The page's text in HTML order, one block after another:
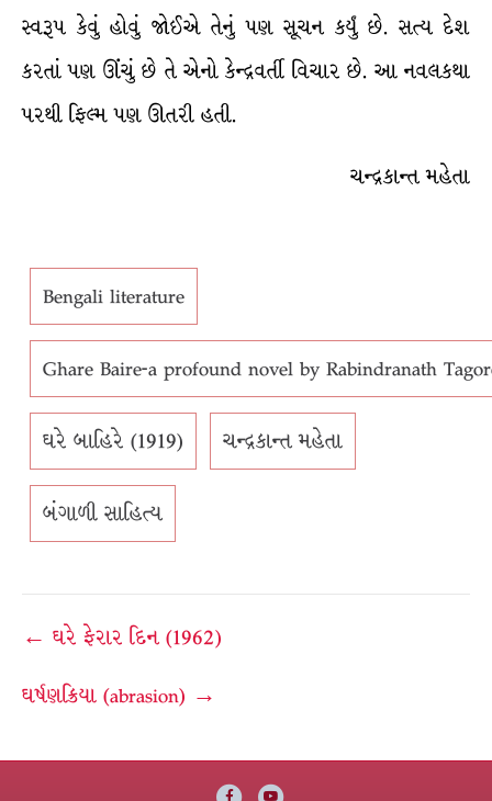
સ્વરૂપ કેવું હોવું જોઈએ તેનું પણ સૂચન કર્યું છે. સત્ય દેશ
કરતાં પણ ઊંચું છે તે એનો કેન્દ્રવર્તી વિચાર છે. આ નવલકથા
પરથી ફિલ્મ પણ ઊતરી હતી.
ચન્દ્રકાન્ત મહેતા
Bengali literature
Ghare Baire-a profound novel by Rabindranath
ઘરે બાહિરે (1919) ચન્દ્રકાન્ત મહેતા
બંગાળી સાહિત્ય
Post
navigation
← ઘરે ફેરાર દિન (1962)
ઘર્ષણક્રિયા (abrasion) →
FacebookYoutube